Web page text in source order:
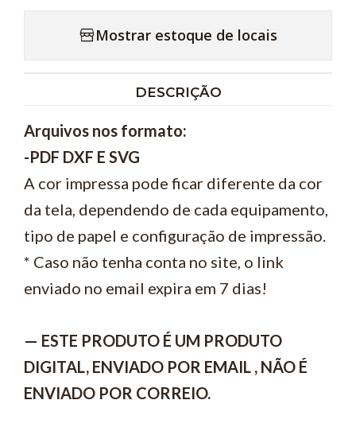
Mostrar estoque de locais
DESCRIÇÃO
Arquivos nos formato:
-PDF DXF E SVG
A cor impressa pode ficar diferente da cor
da tela, dependendo de cada equipamento,
tipo de papel e configuração de impressão.
* Caso não tenha conta no site, o link
enviado no email expira em 7 dias!
— ESTE PRODUTO É UM PRODUTO
DIGITAL, ENVIADO POR EMAIL , NÃO É
ENVIADO POR CORREIO.